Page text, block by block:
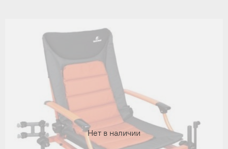
Нет в наличии